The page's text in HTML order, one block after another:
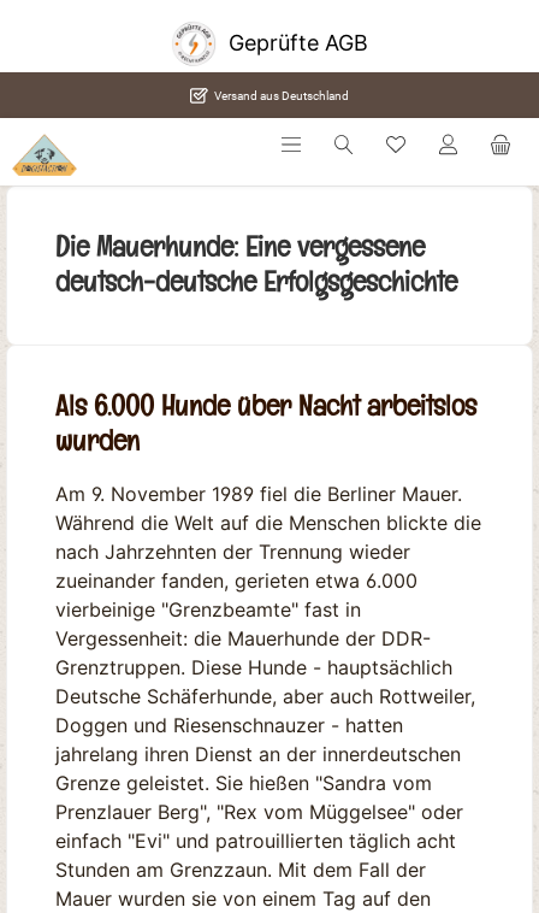
Versand aus Deutschland
Die Mauerhunde: Eine vergessene
deutsch-deutsche Erfolgsgeschichte
Als 6.000 Hunde über Nacht arbeitslos
wurden
Am 9. November 1989 fiel die Berliner Mauer.
Während die Welt auf die Menschen blickte die
nach Jahrzehnten der Trennung wieder
zueinander fanden, gerieten etwa 6.000
vierbeinige "Grenzbeamte" fast in
Vergessenheit: die Mauerhunde der DDR-
Grenztruppen. Diese Hunde - hauptsächlich
Deutsche Schäferhunde, aber auch Rottweiler,
Doggen und Riesenschnauzer - hatten
jahrelang ihren Dienst an der innerdeutschen
Grenze geleistet. Sie hießen "Sandra vom
Prenzlauer Berg", "Rex vom Müggelsee" oder
einfach "Evi" und patrouillierten täglich acht
Stunden am Grenzzaun. Mit dem Fall der
Mauer wurden sie von einem Tag auf den